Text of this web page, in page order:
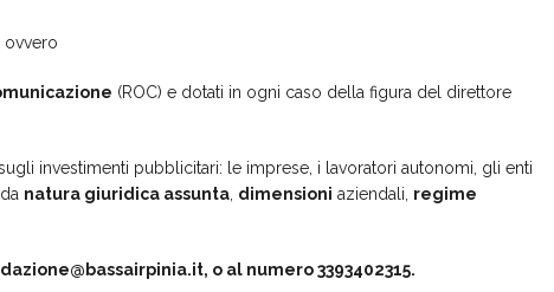
, ovvero
(ROC) e dotati in ogni caso della figura del direttore
investimenti pubblicitari: le imprese, i lavoratori autonomi, gli enti
da natura giuridica assunta dimensioni aziendali, regime
, o al numero 3393402315.